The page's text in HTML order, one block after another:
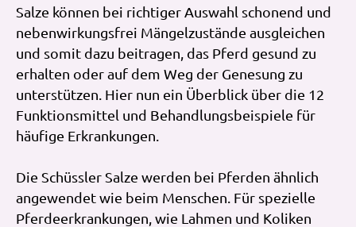
Salze können bei richtiger Auswahl schonend und
nebenwirkungsfrei Mängelzustände ausgleichen
und somit dazu beitragen, das Pferd gesund zu
erhalten oder auf dem Weg der Genesung zu
unterstützen. Hier nun ein Überblick über die 12
Funktionsmittel und Behandlungsbeispiele für
häufige Erkrankungen.
Die Schüssler Salze werden bei Pferden ähnlich
angewendet wie beim Menschen. Für spezielle
Pferdeerkrankungen, wie Lahmen und Koliken